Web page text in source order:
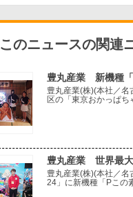
このニュースの関連
豊丸産業 新機種
豊丸産業(株)(本社／
区の「東京おかっぱち
豊丸産業 世界最
豊丸産業(株)(本社／
24」に新機種「Pこの